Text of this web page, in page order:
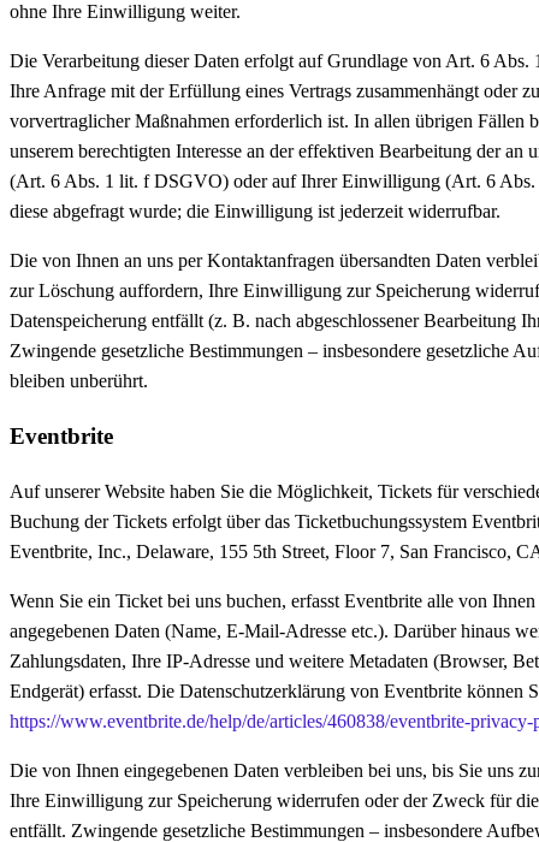
ohne Ihre Einwilligung weiter.
Die Verarbeitung dieser Daten erfolgt auf Grundlage von Art. 6
Ihre Anfrage mit der Erfüllung eines Vertrags zusammenhängt oder
vorvertraglicher Maßnahmen erforderlich ist. In allen übrigen Fällen
unserem berechtigten Interesse an der effektiven Bearbeitung der an
(Art. 6 Abs. 1 lit. f DSGVO) oder auf Ihrer Einwilligung (Art. 6
diese abgefragt wurde; die Einwilligung ist jederzeit widerrufbar.
Die von Ihnen an uns per Kontaktanfragen übersandten Daten
zur Löschung auffordern, Ihre Einwilligung zur Speicherung
Datenspeicherung entfällt (z. B. nach abgeschlossener Bearbeitung
Zwingende gesetzliche Bestimmungen – insbesondere gesetzliche
bleiben unberührt.
Eventbrite
Auf unserer Website haben Sie die Möglichkeit, Tickets für
Buchung der Tickets erfolgt über das Ticketbuchungssystem
Eventbrite, Inc., Delaware, 155 5th Street, Floor 7, San Francisco,
Wenn Sie ein Ticket bei uns buchen, erfasst Eventbrite alle von
angegebenen Daten (Name, E-Mail-Adresse etc.). Darüber hinaus
Zahlungsdaten, Ihre IP-Adresse und weitere Metadaten (Browser,
Endgerät) erfasst. Die Datenschutzerklärung von Eventbrite können
https://www.eventbrite.de/help/de/articles/460838/eventbrite-
Die von Ihnen eingegebenen Daten verbleiben bei uns, bis Sie uns
Ihre Einwilligung zur Speicherung widerrufen oder der Zweck für
entfällt. Zwingende gesetzliche Bestimmungen – insbesondere